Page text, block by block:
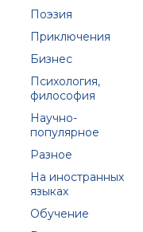
Поэзия
Приключения
Бизнес
Психология,
философия
Научно-
популярное
Разное
На иностранных
языках
Обучение